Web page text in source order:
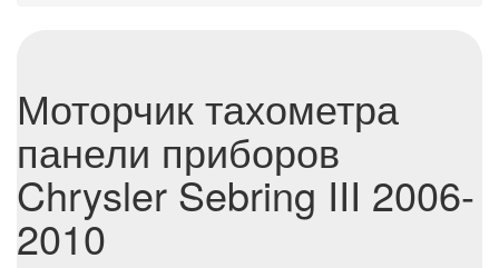
Моторчик тахометра
панели приборов
Chrysler Sebring III 2006-
2010